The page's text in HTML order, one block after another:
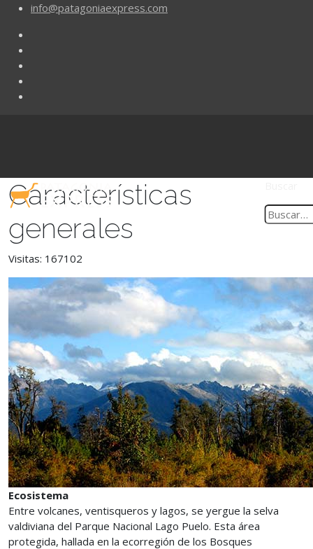
info@patagoniaexpress.com
Características
generales
Visitas: 167102
Ecosistema
Entre volcanes, ventisqueros y lagos, se yergue la selva
valdiviana del Parque Nacional Lago Puelo. Esta área
protegida, hallada en la ecorregión de los Bosques